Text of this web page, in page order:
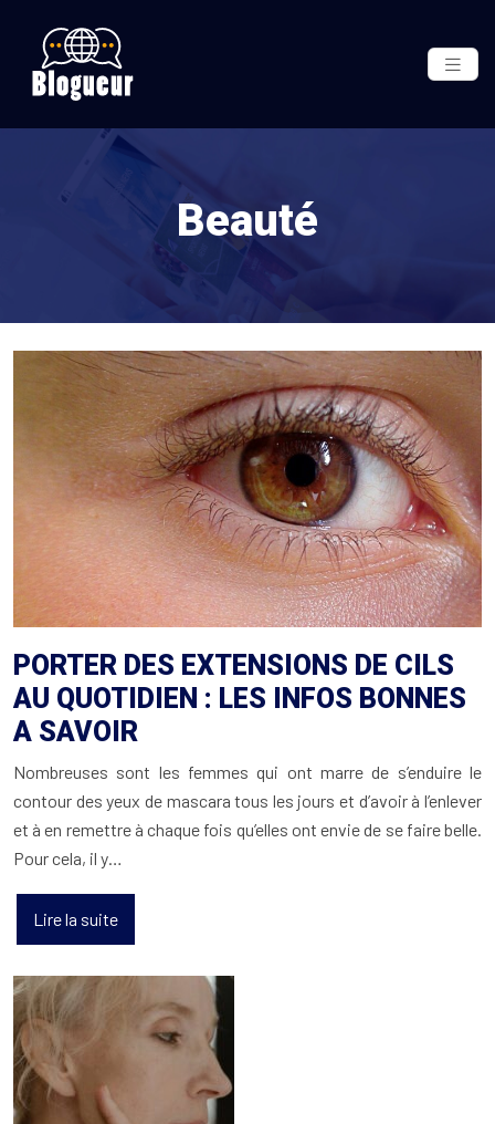
Beauté
PORTER DES EXTENSIONS DE CILS
AU QUOTIDIEN : LES INFOS BONNES
A SAVOIR
Nombreuses sont les femmes qui ont marre de s’enduire le
contour des yeux de mascara tous les jours et d’avoir à l’enlever
et à en remettre à chaque fois qu’elles ont envie de se faire belle.
Pour cela, il y…
Lire la suite